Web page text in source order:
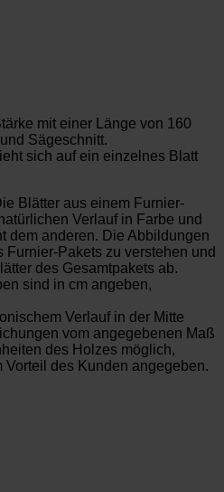
mit einer Länge von 160
Sägeschnitt.
sich auf ein einzelnes Blatt
Blätter aus einem Furnier-
Verlauf in Farbe und
dem anderen. Die Abbildungen
Pakets zu verstehen und
des Gesamtpakets ab.
sind in cm angeben,
Verlauf in der Mitte
vom angegebenen Maß
des Holzes möglich,
des Kunden angegeben.